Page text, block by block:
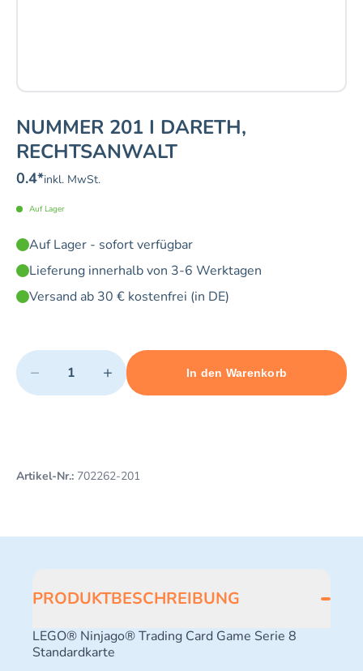
NUMMER 201 I DARETH,
RECHTSANWALT
0.4*inkl. MwSt.
Auf Lager
Auf Lager - sofort verfügbar
Lieferung innerhalb von 3-6 Werktagen
Versand ab 30 € kostenfrei (in DE)
Quantity
− +
Minimum quantity: 1 Maximum quantity: 10
In den Warenkorb
Add 1 item to cart
Artikel-Nr.: 702262-201
PRODUKTBESCHREIBUNG
LEGO® Ninjago® Trading Card Game Serie 8
Standardkarte